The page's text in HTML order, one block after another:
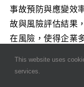
事故預防與應變效
故與風險評估結果
在風險，使得企業
This website uses
services.